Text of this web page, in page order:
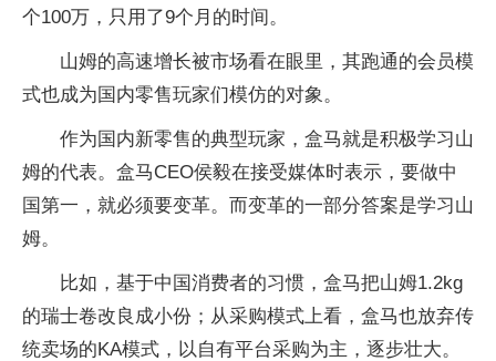
个100万，只用了9个月的时间。
山姆的高速增长被市场看在眼里，其跑通的会员模
式也成为国内零售玩家们模仿的对象。
作为国内新零售的典型玩家，盒马就是积极学习山
姆的代表。盒马CEO侯毅在接受媒体时表示，要做中
国第一，就必须要变革。而变革的一部分答案是学习山
姆。
比如，基于中国消费者的习惯，盒马把山姆1.2kg
的瑞士卷改良成小份；从采购模式上看，盒马也放弃传
统卖场的KA模式，以自有平台采购为主，逐步壮大。